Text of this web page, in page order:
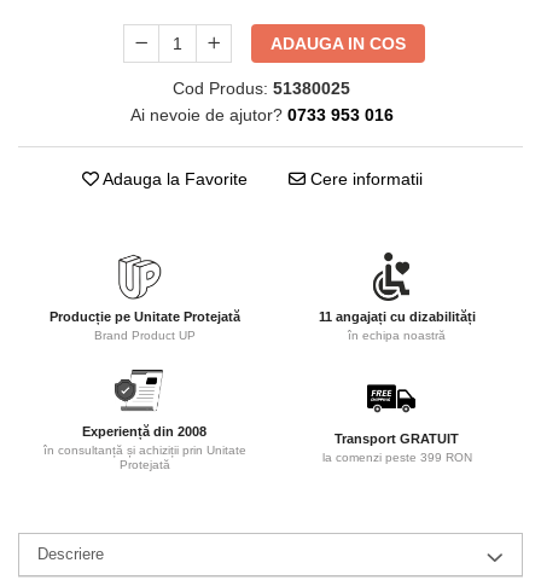
Seturi de scris Premium
Instrumente de scris eco
Creioane mecanice si grafit
Rollere
Finelinere
Markere diverse
Carioci si creioane colorate
Rezerve instrumente scris
Ascutitori, radiere, agrafe
Foarfece pentru birou
Curatenie si igiena
Articole pentru baie
ADAUGA IN COS
Cod Produs: 51380025
Ai nevoie de ajutor? 0733 953 016
Adauga la Favorite Cere informatii
Producție pe Unitate Protejată
Brand Product UP
11 angajați cu dizabilități
în echipa noastră
Experiență din 2008
în consultanță și achiziții prin Unitate
Protejată
Transport GRATUIT
la comenzi peste 399 RON
Descriere